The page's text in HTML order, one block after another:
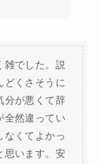
雑でした。説
どくさそうに
分が悪くて辞
全然違ってい
なくてよかっ
思います。安